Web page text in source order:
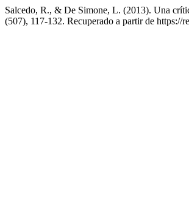
Salcedo, R., & De Simone, L. (2013). Una
(507), 117-132. Recuperado a partir de https://